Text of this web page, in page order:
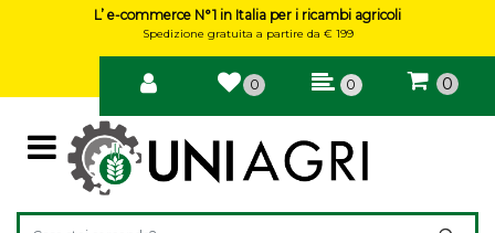
L’ e-commerce N°1 in Italia per i ricambi agricoli
Spedizione gratuita a partire da € 199
0 0 0
Open
Changing a filter automatically updates the other available